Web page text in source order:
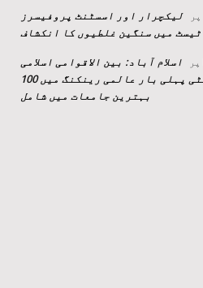
پر
لیکچرار اور اسسٹنٹ پروفیسرز
پر
اسلام آباد: بین الاقوامی اسلامی
یونیورسٹی پہلی بار عالمی رینکنگ میں 100
بہترین جامعات میں شامل